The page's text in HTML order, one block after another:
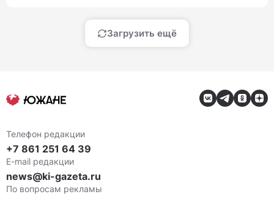
Загрузить ещё
Телефон редакции
+7 861 251 64 39
E-mail редакции
news@ki-gazeta.ru
По вопросам рекламы